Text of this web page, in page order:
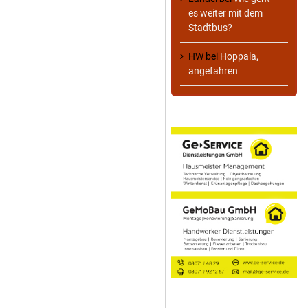
es weiter mit dem
Stadtbus?
HW bei Hoppala,
angefahren